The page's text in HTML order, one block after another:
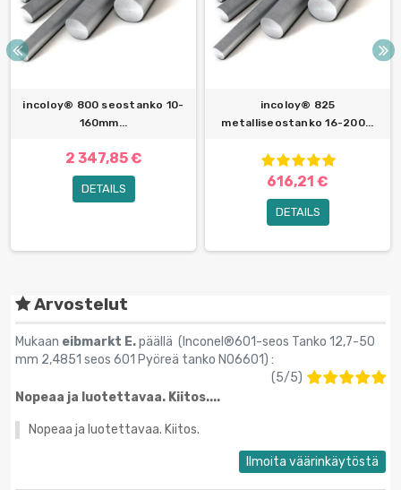
incoloy® 800 seostanko 10-
160mm...
2 347,85 €
DETAILS
incoloy® 825
metalliseostanko 16-200...
616,21 €
DETAILS
Arvostelut
Mukaan eibmarkt E.päällä (Inconel®601-seos Tanko 12,7-50
mm 2,4851 seos 601 Pyöreä tanko N06601) :
(5/5)
Nopeaa ja luotettavaa. Kiitos....
Nopeaa ja luotettavaa. Kiitos.
Ilmoita väärinkäytöstä